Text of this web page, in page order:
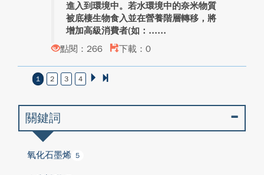
進入到環境中。若水環境中的奈米物質
被底棲生物食入並在營養階層轉移，將
增加高級消費者(如：...
點閱：266
下載：0
1 2 3 4
關鍵詞
氧化石墨烯 5